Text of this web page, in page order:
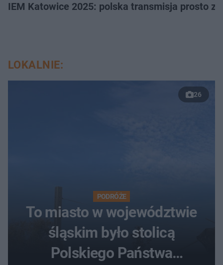
IEM Katowice 2025: polska transmisja prosto
LOKALNIE:
26
PODRÓŻE
To miasto w województwie
śląskim było stolicą
Polskiego Państwa